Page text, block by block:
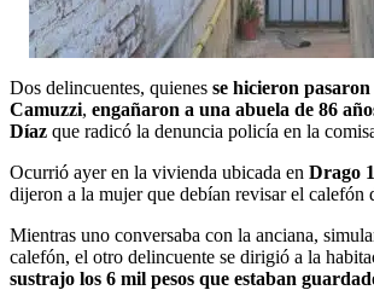
Dos delincuentes, quienes se hicieron
Camuzzi, engañaron a una abuela de 86
Díaz que radicó la denuncia policía en la
Ocurrió ayer en la vivienda ubicada en Drago
dijeron a la mujer que debían revisar el calefón
Mientras uno conversaba con la anciana,
calefón, el otro delincuente se dirigió a la
sustrajo los 6 mil pesos que estaban